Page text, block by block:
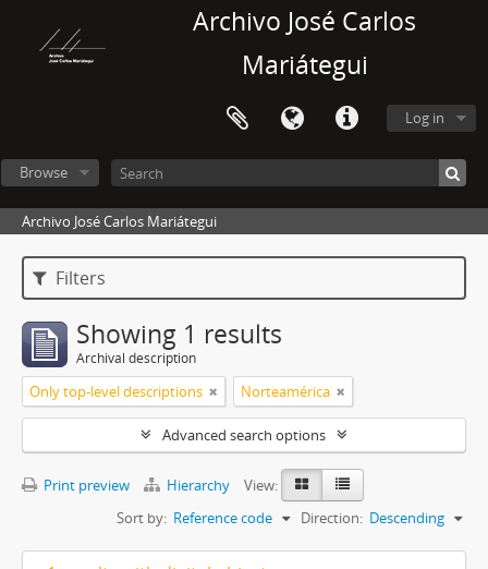
Archivo José Carlos
Mariátegui
Log in
Browse
Archivo José Carlos Mariátegui
Filters
Showing 1 results
Archival description
Only top-level descriptions Norteamérica
Advanced search options
Print preview Hierarchy
View:
Sort by: Reference code Direction: Descending